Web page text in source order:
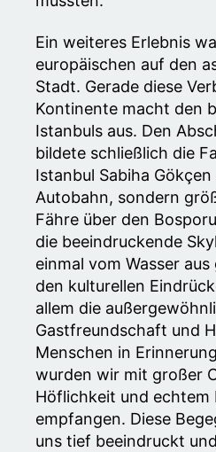
Ein weiteres Erlebnis
europäischen auf den
Stadt. Gerade diese
Kontinente macht den
Istanbuls aus. Den
bildete schließlich die
Istanbul Sabiha
Autobahn, sondern
Fähre über den
die beeindruckende
einmal vom Wasser
den kulturellen
allem die
Gastfreundschaft und
Menschen in
wurden wir mit großer
Höflichkeit und echtem
empfangen. Diese
uns tief beeindruckt